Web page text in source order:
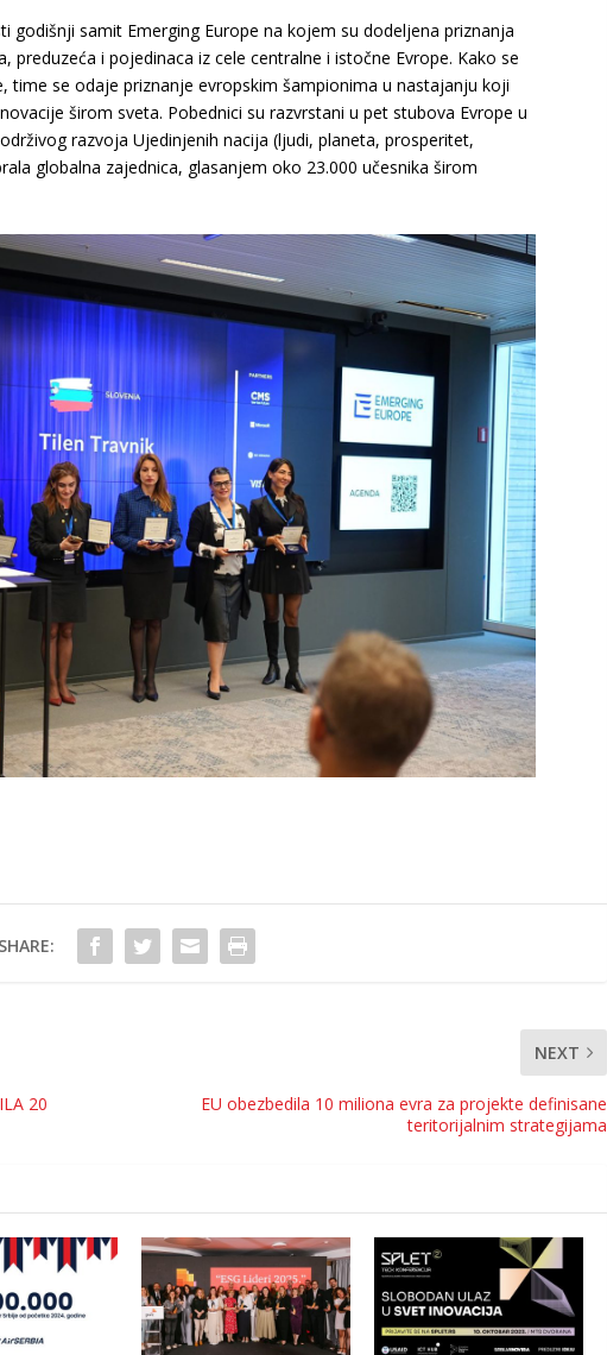
godišnji samit Emerging Europe na kojem su dodeljena priznanja
preduzeća i pojedinaca iz cele centralne i istočne Evrope. Kako se
time se odaje priznanje evropskim šampionima u nastajanju koji
širom sveta. Pobednici su razvrstani u pet stubova Evrope u
razvoja Ujedinjenih nacija (ljudi, planeta, prosperitet,
globalna zajednica, glasanjem oko 23.000 učesnika širom
SHARE:
20
NEXT
EU obezbedila 10 miliona evra za projekte definisane
teritorijalnim strategijama